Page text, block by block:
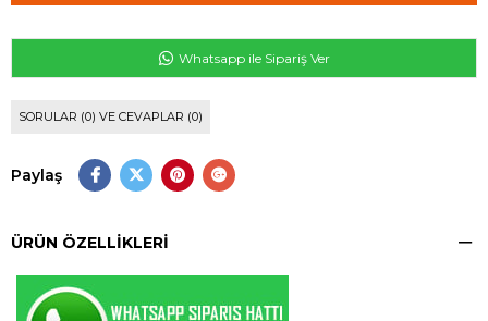
Whatsapp ile Sipariş Ver
SORULAR (0) VE CEVAPLAR (0)
Paylaş
ÜRÜN ÖZELLIKLERI